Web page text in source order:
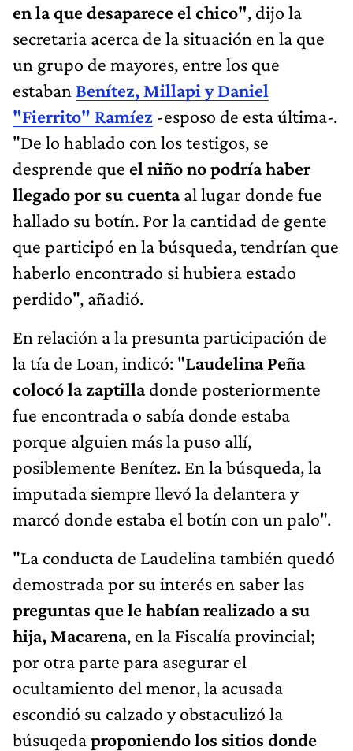
en la que desaparece el chico", dijo la
secretaria acerca de la situación en la que
un grupo de mayores, entre los que
estaban Benítez, Millapi y Daniel
"Fierrito" Ramíez -esposo de esta última-.
"De lo hablado con los testigos, se
desprende que el niño no podría haber
llegado por su cuentaal lugar donde fue
hallado su botín. Por la cantidad de gente
que participó en la búsqueda, tendrían que
haberlo encontrado si hubiera estado
perdido", añadió.
En relación a la presunta participación de
la tía de Loan, indicó: "Laudelina Peña
colocó la zaptilladonde posteriormente
fue encontrada o sabía donde estaba
porque alguien más la puso allí,
posiblemente Benítez. En la búsqueda, la
imputada siempre llevó la delantera y
marcó donde estaba el botín con un palo".
"La conducta de Laudelina también quedó
demostrada por su interés en saber las
preguntas que le habían realizado a su
hija, Macarena, en la Fiscalía provincial;
por otra parte para asegurar el
ocultamiento del menor, la acusada
escondió su calzado y obstaculizó la
búsuqedaproponiendo los sitios donde